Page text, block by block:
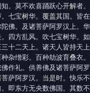
。莫不欢喜踊跃心开解者。
七宝树华。覆盖其国。皆在
佛。及诸菩萨阿罗汉上。华
四方乱风。吹七宝树华。如
十二天上。诸天人皆持天上
杂缯彩。百种劫波育叠衣。
作礼。供养佛及诸菩萨阿罗
萨阿罗汉。当是时。快乐不
即东方无央数佛国。其数不